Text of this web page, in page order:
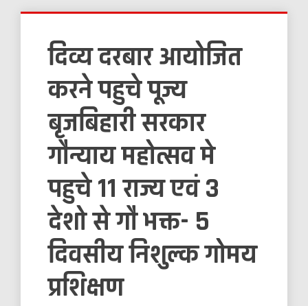
दिव्य दरबार आयोजित
करने पहुचे पूज्य
बृजबिहारी सरकार
गौन्याय महोत्सव मे
पहुचे 11 राज्य एवं 3
देशो से गौ भक्त- 5
दिवसीय निशुल्क गोमय
प्रशिक्षण